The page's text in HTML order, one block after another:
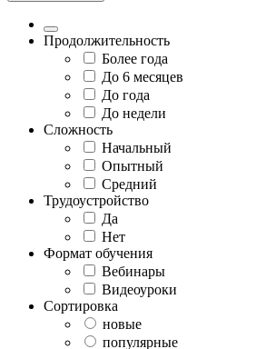
Продолжительность
Более года
До 6 месяцев
До года
До недели
Сложность
Начальный
Опытный
Средний
Трудоустройство
Да
Нет
Формат обучения
Вебинары
Видеоуроки
Сортировка
новые
популярные